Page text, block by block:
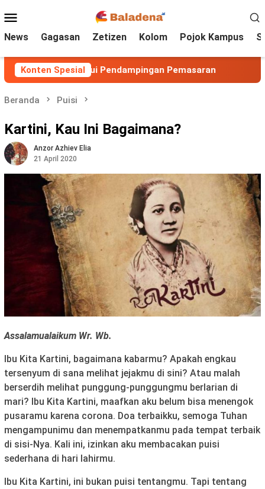
ke
kontenMobile
News Gagasan Zetizen Kolom Pojok Kampus
Konten Spesial
melalui Pendampingan Pemasaran 2.400
Beranda Puisi
Kartini, Kau Ini Bagaimana?
Anzor Azhiev Elia
21 April 2020
Assalamualaikum Wr. Wb.
Ibu Kita Kartini, bagaimana kabarmu? Apakah engkau
tersenyum di sana melihat jejakmu di sini? Atau malah
berserdih melihat punggung-punggungmu berlarian di
mari? Ibu Kita Kartini, maafkan aku belum bisa menengok
pusaramu karena corona. Doa terbaikku, semoga Tuhan
mengampunimu dan menempatkanmu pada tempat terbaik
di sisi-Nya. Kali ini, izinkan aku membacakan puisi
sederhana di hari lahirmu.
Ibu Kita Kartini, ini bukan puisi tentangmu. Tapi tentang